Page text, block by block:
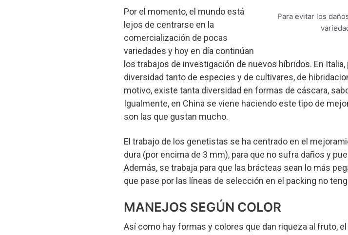
Para evitar los
Por el momento, el mundo está
lejos de centrarse en la
comercialización de pocas
variedades y hoy en día continúan
los trabajos de investigación de nuevos híbridos. En
diversidad tanto de especies y de cultivares, de
motivo, existe tanta diversidad en formas de cáscara,
Igualmente, en China se viene haciendo este tipo de
son las que gustan mucho.
El trabajo de los genetistas se ha centrado en el
dura (por encima de 3 mm), para que no sufra daños y
Además, se trabaja para que las brácteas sean lo más
que pase por las líneas de selección en el packing no
MANEJOS SEGÚN COLOR
Así como hay formas y colores que dan riqueza al fruto,